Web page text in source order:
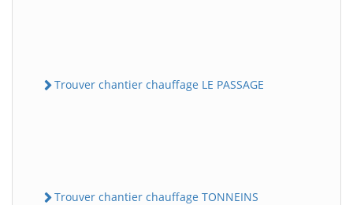
Trouver chantier chauffage LE PASSAGE
Trouver chantier chauffage TONNEINS